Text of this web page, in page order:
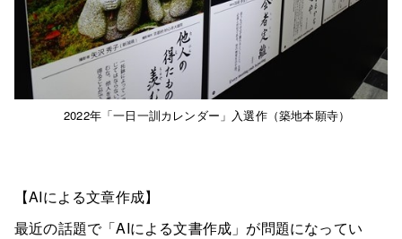
2022年「一日一訓カレンダー」入選作（築地本願寺）
【AIによる文章作成】
最近の話題で「AIによる文書作成」が問題になってい